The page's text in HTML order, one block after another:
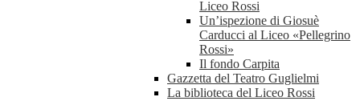
Liceo Rossi
Un’ispezione di Giosuè
Carducci al Liceo «Pellegrino
Rossi»
Il fondo Carpita
Gazzetta del Teatro Guglielmi
La biblioteca del Liceo Rossi